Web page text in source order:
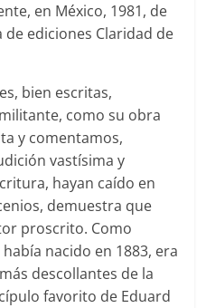
en México, 1981, de
de ediciones Claridad de
bien escritas,
como su obra
y comentamos,
vastísima y
hayan caído en
demuestra que
proscrito. Como
nacido en 1883, era
descollantes de la
favorito de Eduard